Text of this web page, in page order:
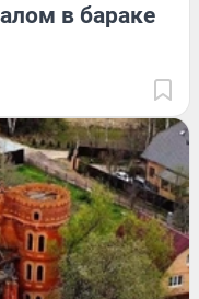
в бараке